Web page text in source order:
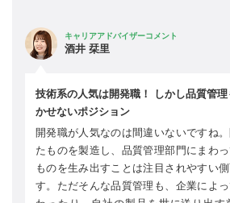
キャリアアドバイザーコメント
酒井 栞里
技術系の人気は開発職！ しかし品質管
かせないポジション
開発職が人気なのは間違いないですね
たものを製造し、品質管理部門にまわ
ものを生み出すことは注目されやすい
す。ただそんな品質管理も、企業によ